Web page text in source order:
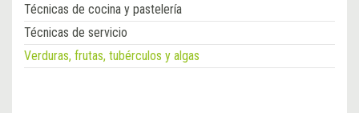
Técnicas de cocina y pastelería
Técnicas de servicio
Verduras, frutas, tubérculos y algas